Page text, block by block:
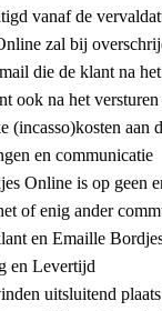
vanaf de
zal bij
die de klant na
ook na het
(incasso)kosten aan
en communicatie
Online is op geen
of enig ander
en Emaille
en Levertijd
uitsluitend